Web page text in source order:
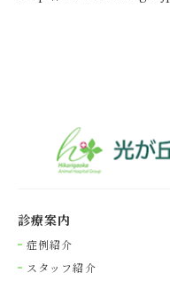
診療案内
症例紹介
スタッフ紹介